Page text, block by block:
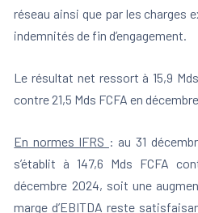
réseau ainsi que par les charges
indemnités de fin d’engagement.
Le résultat net ressort à 15,9
contre 21,5 Mds FCFA en
En normes IFRS : au 31
s’établit à 147,6 Mds FCFA
décembre 2024, soit une
marge d’EBITDA reste